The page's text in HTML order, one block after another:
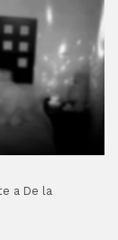
a De la